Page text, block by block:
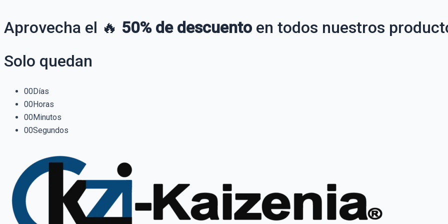
Aprovecha el 🔥 50% de descuento en todos nuestros
Solo quedan
00Días
00Horas
00Minutos
00Segundos